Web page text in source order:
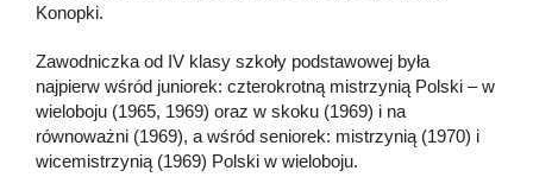
Konopki.
Zawodniczka od IV klasy szkoły podstawowej była
najpierw wśród juniorek: czterokrotną mistrzynią Polski – w
wieloboju (1965, 1969) oraz w skoku (1969) i na
równoważni (1969), a wśród seniorek: mistrzynią (1970) i
wicemistrzynią (1969) Polski w wieloboju.